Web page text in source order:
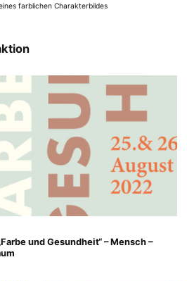
farblichen Charakterbildes
und Gesundheit“ – Mensch –